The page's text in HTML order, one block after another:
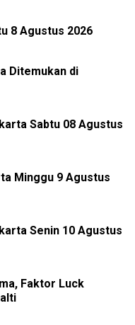
8 Agustus 2026
Ditemukan di
Sabtu 08 Agustus
Minggu 9 Agustus
Senin 10 Agustus
Faktor Luck